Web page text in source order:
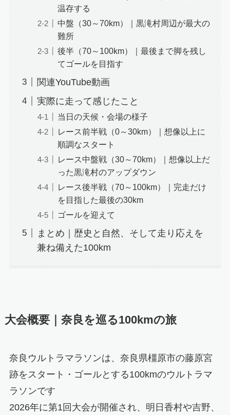
温存する
中盤（30～70km）｜黒滝村周辺が最大の
難所
後半（70～100km）｜最後まで脚を残し
てゴールを目指す
関連YouTube動画
実際に走って感じたこと
当日の天候・会場の様子
レース前半戦（0～30km）｜想像以上に
順調なスタート
レース中盤戦（30～70km）｜想像以上だ
った黒滝村のアップダウン
レース後半戦（70～100km）｜完走だけ
を目指した最後の30km
ゴールを迎えて
まとめ｜歴史と自然、そして走り応えを
兼ね備えた100km
大会概要｜奈良を巡る100kmの旅
奈良ウルトラマラソンは、奈良県橿原市の藤原宮
跡をスタート・ゴールとする100kmのウルトラマ
ラソンです
2026年に第1回大会が開催され、明日香村や吉野、